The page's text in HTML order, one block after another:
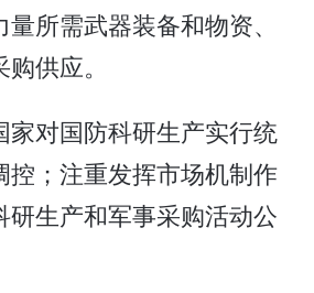
所需武器装备和物资、
供应。
对国防科研生产实行统
控；注重发挥市场机制作
研生产和军事采购活动公